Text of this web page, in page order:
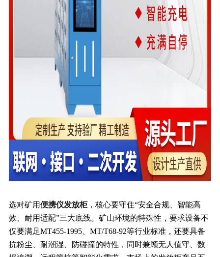
选对矿用便携仪发放柜，核心要守住“安全合规、智能高
效、耐用适配”三大底线。矿山环境的特殊性，要求设备不
仅要满足MT455-1995、MT/T68-92等行业标准，还要具备
抗粉尘、耐潮湿、防碰撞的特性，同时兼顾无人值守、数